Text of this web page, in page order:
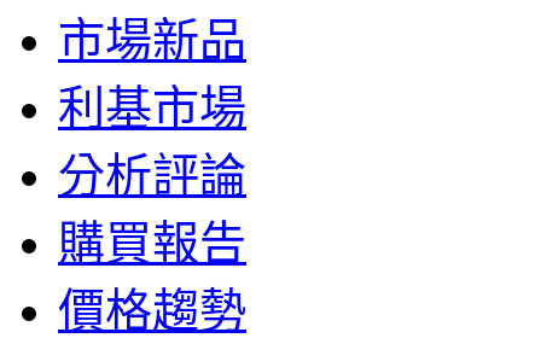
市場新品
利基市場
分析評論
購買報告
價格趨勢